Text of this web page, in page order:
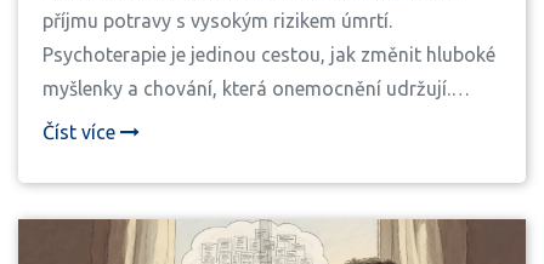
příjmu potravy s vysokým rizikem úmrtí.
Psychoterapie je jedinou cestou, jak změnit hluboké
myšlenky a chování, která onemocnění udržují.
Uzdravení je možné - i po desítkách let.
Číst více